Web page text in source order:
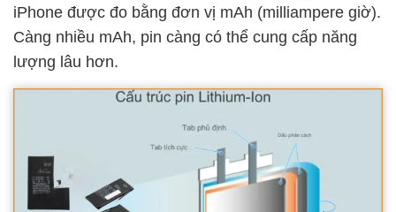
iPhone được đo bằng đơn vị mAh (milliampere giờ).
Càng nhiều mAh, pin càng có thể cung cấp năng
lượng lâu hơn.